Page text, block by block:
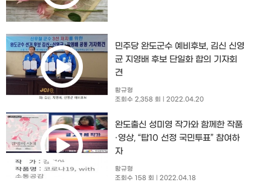
민주당 완도군수 예비후보, 김신 신영
균 지영배 후보 단일화 합의 기자회
견
황규형
조회수 2,358 회
| 2022.04.20
완도출신 성미영 작가와 함께한 작품
·영상, “탑10 선정 국민투표” 참여하
자
황규형
조회수 158 회
| 2022.04.18